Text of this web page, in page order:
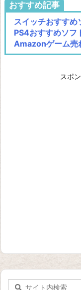
おすすめ記事
スイッチおすすめ
PS4おすすめソフ
Amazonゲーム売
スポ